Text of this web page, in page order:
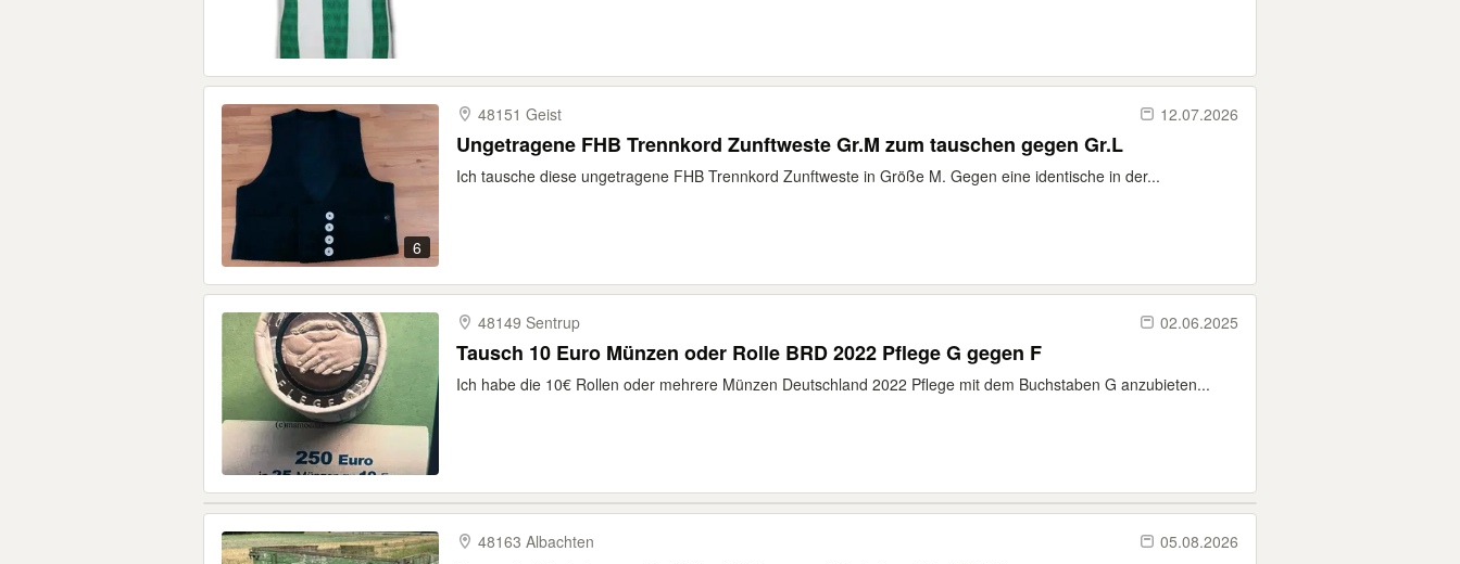
6
48151 Geist 12.07.2026
Ungetragene FHB Trennkord Zunftweste Gr.M zum tauschen gegen Gr.L
Ich tausche diese ungetragene FHB Trennkord Zunftweste in Größe M. Gegen eine identische in der...
48149 Sentrup 02.06.2025
Tausch 10 Euro Münzen oder Rolle BRD 2022 Pflege G gegen F
Ich habe die 10€ Rollen oder mehrere Münzen Deutschland 2022 Pflege mit dem Buchstaben G anzubieten...
48163 Albachten 05.08.2026